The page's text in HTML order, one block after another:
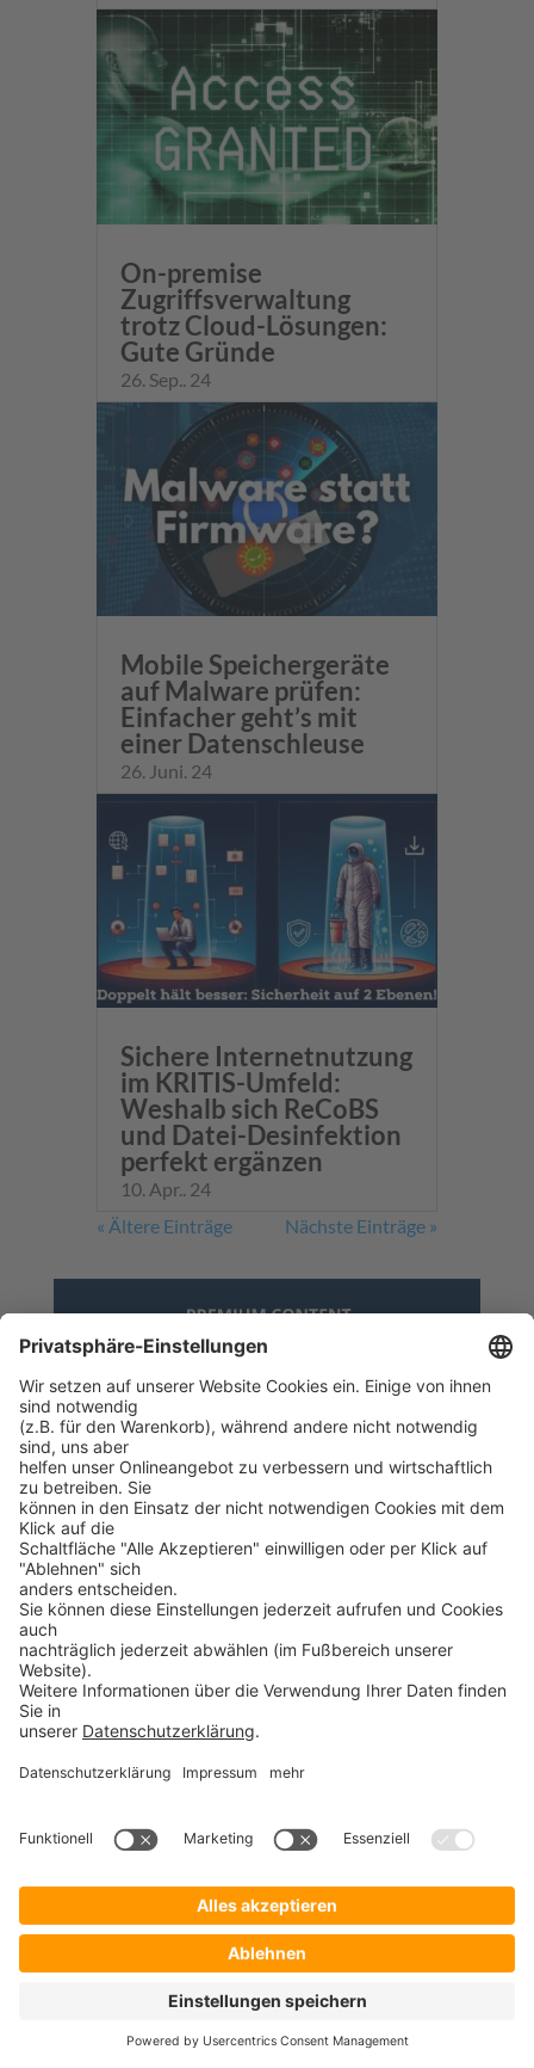
On-premise
Zugriffsverwaltung
trotz Cloud-Lösungen:
Gute Gründe
26. Sep.. 24
Mobile Speichergeräte
auf Malware prüfen:
Einfacher geht’s mit
einer Datenschleuse
26. Juni. 24
Sichere Internetnutzung
im KRITIS-Umfeld:
Weshalb sich ReCoBS
und Datei-Desinfektion
perfekt ergänzen
10. Apr.. 24
« Ältere Einträge
Nächste Einträge »
Share This